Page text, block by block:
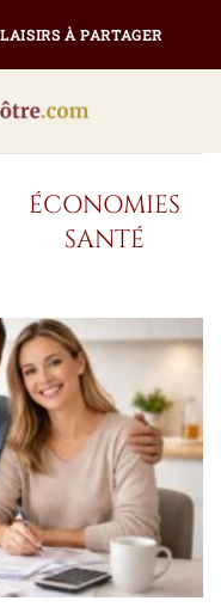
À PARTAGER
ÉCONOMIES
SANTÉ